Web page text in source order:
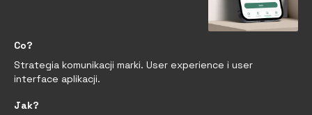
Co?
Strategia komunikacji marki. User experience i user
interface aplikacji.
Jak?